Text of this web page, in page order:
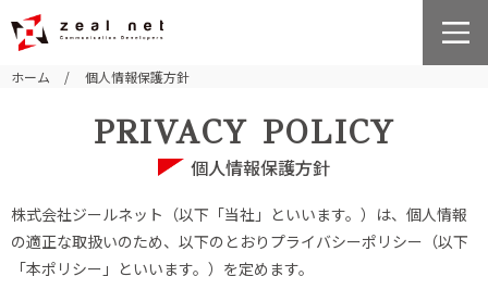
ホーム 個人情報保護方針
PRIVACY POLICY
個人情報保護方針
株式会社ジールネット（以下「当社」といいます。）は、個人情報
の適正な取扱いのため、以下のとおりプライバシーポリシー（以下
「本ポリシー」といいます。）を定めます。